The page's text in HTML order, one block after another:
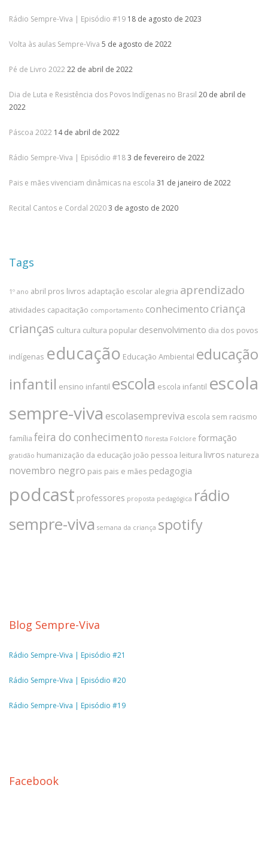
Rádio Sempre-Viva | Episódio #19 18 de agosto de 2023
Volta às aulas Sempre-Viva 5 de agosto de 2022
Pé de Livro 2022 22 de abril de 2022
Dia de Luta e Resistência dos Povos Indígenas no Brasil 20 de abril de
2022
Páscoa 2022 14 de abril de 2022
Rádio Sempre-Viva | Episódio #183 de fevereiro de 2022
Pais e mães vivenciam dinâmicas na escola 31 de janeiro de 2022
Recital Cantos e Cordal 20203 de agosto de 2020
Tags
1º ano abril pros livros adaptação escolar alegria aprendizado
atividades capacitação comportamento conhecimentocriança
crianças cultura cultura popular desenvolvimento dia dos povos
indígenas educação Educação Ambiental educação
infantil ensino infantil escola escola infantil escola
sempre-viva escolasempreviva escola sem racismo
família feira do conhecimento floresta Folclore formação
gratidão humanização da educação joão pessoa leitura livros natureza
novembro negro pais pais e mães pedagogia
podcast professores proposta pedagógica rádio
sempre-viva semana da criança spotify
Blog Sempre-Viva
Rádio Sempre-Viva | Episódio #21
Rádio Sempre-Viva | Episódio #20
Rádio Sempre-Viva | Episódio #19
Facebook